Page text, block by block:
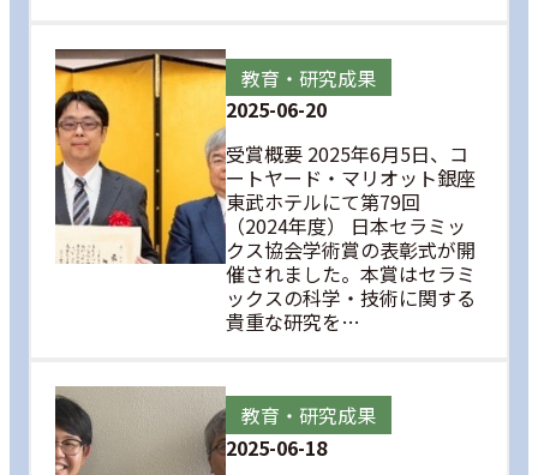
教育・研究成果
2025-06-20
受賞概要 2025年6月5日、コ
ートヤード・マリオット銀座
東武ホテルにて第79回
（2024年度） 日本セラミッ
クス協会学術賞の表彰式が開
催されました。本賞はセラミ
ックスの科学・技術に関する
貴重な研究を…
教育・研究成果
2025-06-18